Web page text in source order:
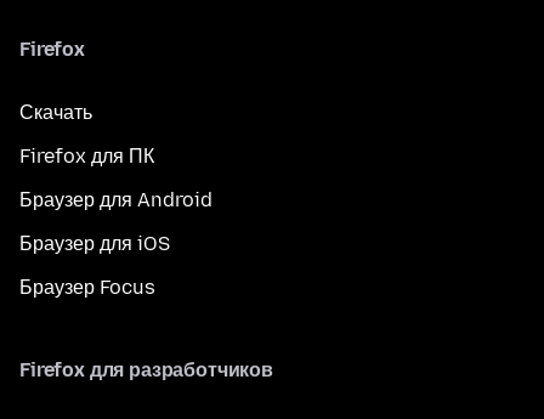
Firefox
Скачать
Firefox для ПК
Браузер для Android
Браузер для iOS
Браузер Focus
Firefox для разработчиков